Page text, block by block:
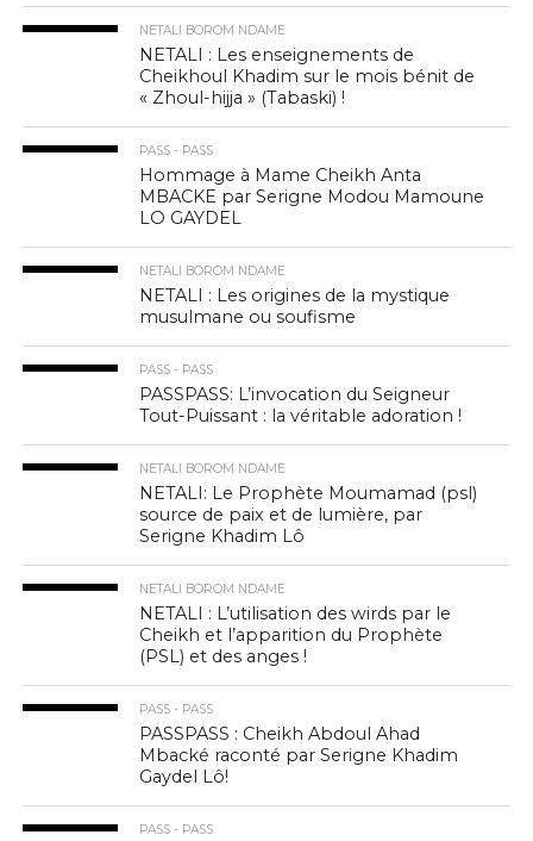
NETALI BOROM NDAME
NETALI : Les enseignements de
Cheikhoul Khadim sur le mois bénit de
« Zhoul-hijja » (Tabaski) !
PASS - PASS
Hommage à Mame Cheikh Anta
MBACKE par Serigne Modou Mamoune
LO GAYDEL
NETALI BOROM NDAME
NETALI : Les origines de la mystique
musulmane ou soufisme
PASS - PASS
PASSPASS: L’invocation du Seigneur
Tout-Puissant : la véritable adoration !
NETALI BOROM NDAME
NETALI: Le Prophète Moumamad (psl)
source de paix et de lumière, par
Serigne Khadim Lô
NETALI BOROM NDAME
NETALI : L’utilisation des wirds par le
Cheikh et l’apparition du Prophète
(PSL) et des anges !
PASS - PASS
PASSPASS : Cheikh Abdoul Ahad
Mbacké raconté par Serigne Khadim
Gaydel Lô!
PASS - PASS